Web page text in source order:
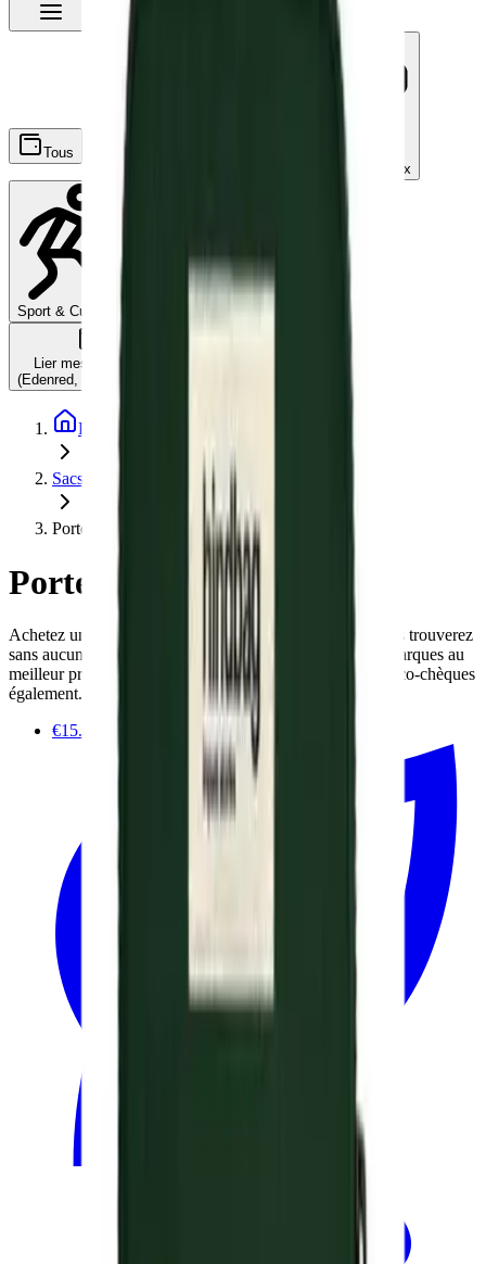
Tous
Chèques-cadeaux
Sport & Culture
C'est quoi ?
Lier mes comptes
(Edenred, Monizze, …)
Page d'accueil
Sacs, valises & portefeuilles
Portefeuilles
Portefeuilles
Achetez un portefeuille eco-friendly sur Impactedd ! Vous trouverez
sans aucun doute votre bonheur dans cette sélection de marques au
meilleur prix. Tous les produits sont achetables avec les éco-chèques
également.
€15.00